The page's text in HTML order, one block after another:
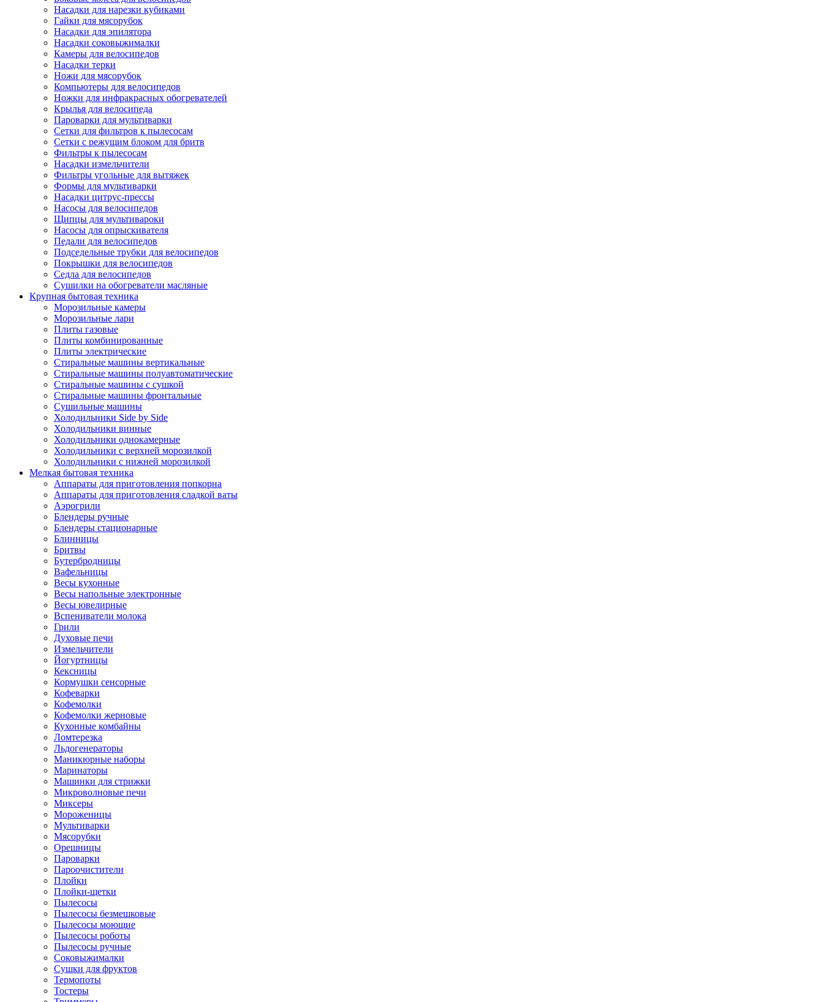
Насадки для нарезки кубиками
Гайки для мясорубок
Насадки для эпилятора
Насадки соковыжималки
Камеры для велосипедов
Насадки терки
Ножи для мясорубок
Компьютеры для велосипедов
Ножки для инфракрасных обогревателей
Крылья для велосипеда
Пароварки для мультиварки
Сетки для фильтров к пылесосам
Сетки с режущим блоком для бритв
Фильтры к пылесосам
Насадки измельчители
Фильтры угольные для вытяжек
Формы для мультиварки
Насадки цитрус-прессы
Насосы для велосипедов
Щипцы для мультивароки
Насосы для опрыскивателя
Педали для велосипедов
Подседельные трубки для велосипедов
Покрышки для велосипедов
Седла для велосипедов
Сушилки на обогреватели масляные
Крупная бытовая техника
Морозильные камеры
Морозильные лари
Плиты газовые
Плиты комбинированные
Плиты электрические
Стиральные машины вертикальные
Стиральные машины полуавтоматические
Стиральные машины с сушкой
Стиральные машины фронтальные
Сушильные машины
Холодильники Side by Side
Холодильники винные
Холодильники однокамерные
Холодильники с верхней морозилкой
Холодильники с нижней морозилкой
Мелкая бытовая техника
Аппараты для приготовления попкорна
Аппараты для приготовления сладкой ваты
Аэрогрили
Блендеры ручные
Блендеры стационарные
Блинницы
Бритвы
Бутербродницы
Вафельницы
Весы кухонные
Весы напольные электронные
Весы ювелирные
Вспениватели молока
Грили
Духовые печи
Измельчители
Йогуртницы
Кексницы
Кормушки сенсорные
Кофеварки
Кофемолки
Кофемолки жерновые
Кухонные комбайны
Ломтерезка
Льдогенераторы
Маникюрные наборы
Маринаторы
Машинки для стрижки
Микроволновые печи
Миксеры
Мороженицы
Мультиварки
Мясорубки
Орешницы
Пароварки
Пароочистители
Плойки
Плойки-щетки
Пылесосы
Пылесосы безмешковые
Пылесосы моющие
Пылесосы роботы
Пылесосы ручные
Соковыжималки
Сушки для фруктов
Термопоты
Тостеры